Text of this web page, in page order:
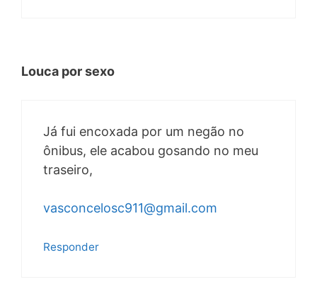
Louca por sexo
Já fui encoxada por um negão no
ônibus, ele acabou gosando no meu
traseiro,
vasconcelosc911@gmail.com
Responder